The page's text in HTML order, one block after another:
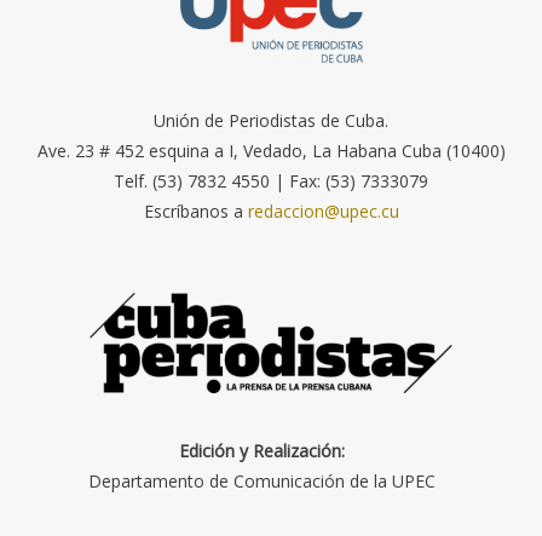
Unión de Periodistas de Cuba.
Ave. 23 # 452 esquina a I, Vedado, La Habana Cuba (10400)
Telf. (53) 7832 4550 | Fax: (53) 7333079
Escríbanos a redaccion@upec.cu
Edición y Realización:
Departamento de Comunicación de la UPEC